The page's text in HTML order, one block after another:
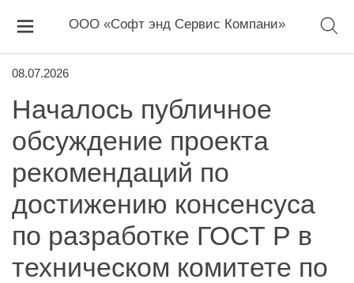
ООО «Софт энд Сервис Компани»
08.07.2026
Началось публичное
обсуждение проекта
рекомендаций по
достижению консенсуса
по разработке ГОСТ Р в
техническом комитете по